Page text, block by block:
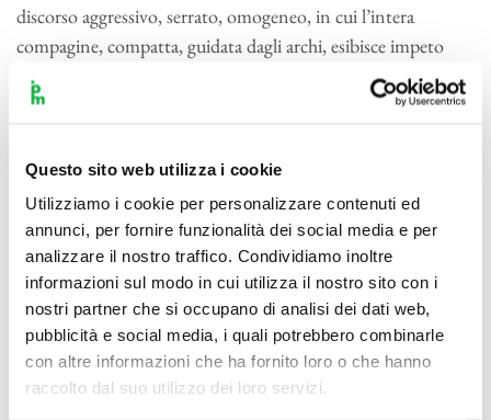
Questo sito web utilizza i cookie
Utilizziamo i cookie per personalizzare contenuti ed
annunci, per fornire funzionalità dei social media e per
analizzare il nostro traffico. Condividiamo inoltre
informazioni sul modo in cui utilizza il nostro sito con i
nostri partner che si occupano di analisi dei dati web,
pubblicità e social media, i quali potrebbero combinarle
con altre informazioni che ha fornito loro o che hanno
raccolto dal suo utilizzo dei loro servizi.
discorso aggressivo, serrato, omogeneo, in cui l’intera
compagine, compatta, guidata dagli archi, esibisce impeto
costante nelle cinque parti, di durata simile, in cui è articolato
il lavoro: modulate diversamente nelle sottigliezze del tono
seconda), sono tuttavia da ricondursi a una violenza
espressiva di fondo, basata su un impulso ritmico
incoercibile, su un’iterazione ossessiva sublimato dall’apoteosi
(appunto in Re maggiore) dell’ultima parte, la più breve,
festiva, giubilante, euforica.
In prima esecuzione assoluta èAfternoon Variationsdi Carlo
Boccadoro. Autentico specialista della scrittura per
l’orchestra, il compositore marchigiano, classe 1963, imbocca